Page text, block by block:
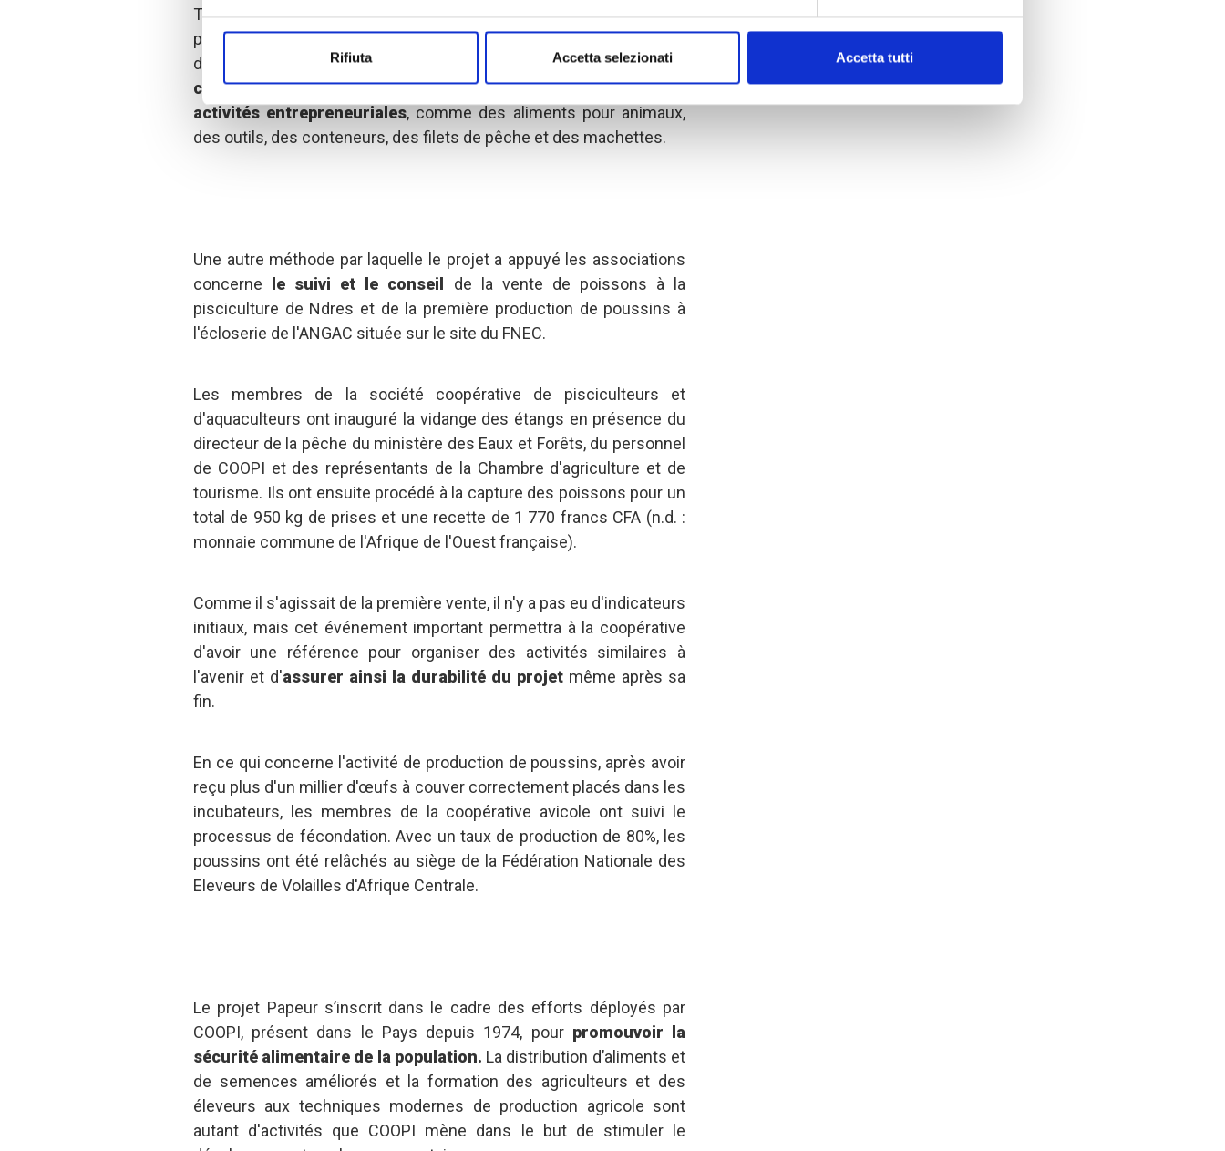
Rifiuta Accetta selezionati Accetta tutti
Toujours en septembre, soixante kits ont été distribués à vingt
pisciculteurs, vingt éleveurs de porcs et vingt éleveurs de volailles
dans cinq centres de distribution différents.Ces kits
comprenaient du matériel utile pour la poursuite de leurs
activités entrepreneuriales, comme des aliments pour animaux,
des outils, des conteneurs, des filets de pêche et des machettes.
Une autre méthode par laquelle le projet a appuyé les associations
concerne
le suivi et le conseil de la vente de poissons à la
pisciculture de Ndres et de la première production de poussins à
l'écloserie de l'ANGAC située sur le site du FNEC.
Les membres de la société coopérative de pisciculteurs et
d'aquaculteurs ont inauguré la vidange des étangs en présence du
directeur de la pêche du ministère des Eaux et Forêts, du personnel
de COOPI et des représentants de la Chambre d'agriculture et de
tourisme. Ils ont ensuite procédé à la capture des poissons pour un
total de 950 kg de prises et une recette de 1 770 francs CFA (n.d. :
monnaie commune de l'Afrique de l'Ouest française).
Comme il s'agissait de la première vente, il n'y a pas eu d'indicateurs
initiaux, mais cet événement important permettra à la coopérative
d'avoir une référence pour organiser des activités similaires à
l'avenir et d'assurer ainsi la durabilité du projet même après sa
fin.
En ce qui concerne l'activité de production de poussins, après avoir
reçu plus d'un millier d'œufs à couver correctement placés dans les
incubateurs, les membres de la coopérative avicole ont suivi le
processus de fécondation. Avec un taux de production de 80%, les
poussins ont été relâchés au siège de la Fédération Nationale des
Eleveurs de Volailles d'Afrique Centrale.
Le projet Papeur s’inscrit dans le cadre des efforts déployés par
COOPI, présent dans le Pays depuis 1974, pour promouvoir la
sécurité alimentaire de la population. La distribution d’aliments et
de semences améliorés et la formation des agriculteurs et des
éleveurs aux techniques modernes de production agricole sont
autant d'activités que COOPI mène dans le but de stimuler le